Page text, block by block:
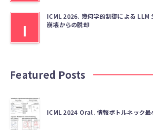
I
ICML 2026. 幾何学的制御による LLM
崩壊からの脱却
Featured Posts
ICML 2024 Oral. 情報ボトルネック最